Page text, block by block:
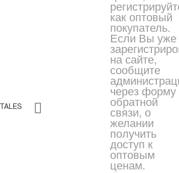
как оптовый
покупатель.
Если Вы уже
на сайте,
сообщите
через форму
обратной
связи, о
желании
получить
доступ к
оптовым
ценам.